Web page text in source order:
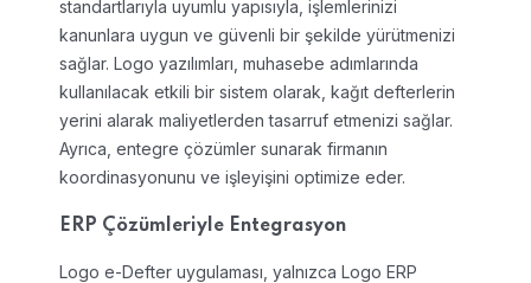
standartlarıyla uyumlu yapısıyla, işlemlerinizi
kanunlara uygun ve güvenli bir şekilde yürütmenizi
sağlar. Logo yazılımları, muhasebe adımlarında
kullanılacak etkili bir sistem olarak, kağıt defterlerin
yerini alarak maliyetlerden tasarruf etmenizi sağlar.
Ayrıca, entegre çözümler sunarak firmanın
koordinasyonunu ve işleyişini optimize eder.
ERP Çözümleriyle Entegrasyon
Logo e-Defter uygulaması, yalnızca Logo ERP